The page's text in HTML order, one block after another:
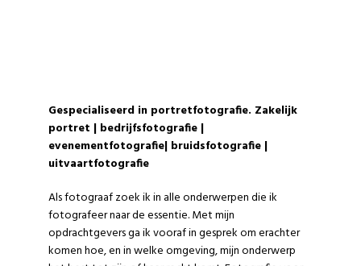
Gespecialiseerd in portretfotografie. Zakelijk
portret | bedrijfsfotografie |
evenementfotografie| bruidsfotografie |
uitvaartfotografie
Als fotograaf zoek ik in alle onderwerpen die ik
fotografeer naar de essentie. Met mijn
opdrachtgevers ga ik vooraf in gesprek om erachter
komen hoe, en in welke omgeving, mijn onderwerp